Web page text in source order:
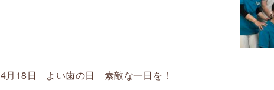
4月18日 よい歯の日 素敵な一日を！